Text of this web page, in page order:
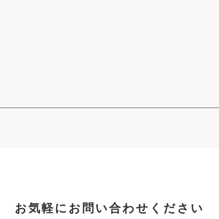
お気軽にお問い合わせください